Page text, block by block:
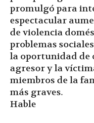
promulgó para
espectacular
de violencia
problemas
la oportunidad de
agresor y la
miembros de la
más graves.
Hable